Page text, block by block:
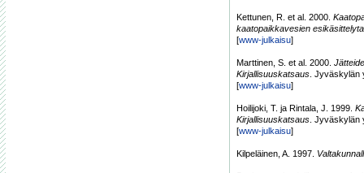
Kettunen, R. et al. 2000.
kaatopaikkavesien
[www-julkaisu]
Marttinen, S. et al. 2000.
Kirjallisuuskatsaus .
[www-julkaisu]
Hoilijoki, T. ja Rintala, J. 1999.
Kirjallisuuskatsaus . Jyväskylän
[www-julkaisu]
Kilpeläinen, A. 1997.